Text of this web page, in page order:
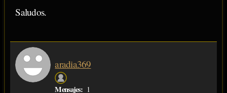
Saludos.
aradia369
Mensajes: 1